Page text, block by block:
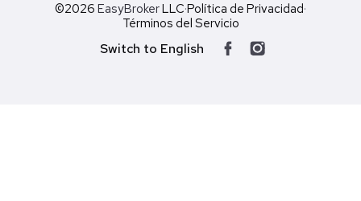
©2026 EasyBrokerLLC·Política de Privacidad·
Términos del Servicio
Switch to English